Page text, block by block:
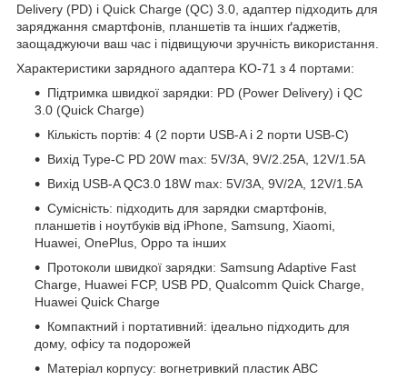
Delivery (PD) і Quick Charge (QC) 3.0, адаптер підходить для
заряджання смартфонів, планшетів та інших ґаджетів,
заощаджуючи ваш час і підвищуючи зручність використання.
Характеристики зарядного адаптера KO-71 з 4 портами:
Підтримка швидкої зарядки: PD (Power Delivery) і QC
3.0 (Quick Charge)
Кількість портів: 4 (2 порти USB-A і 2 порти USB-C)
Вихід Type-C PD 20W max: 5V/3A, 9V/2.25A, 12V/1.5A
Вихід USB-A QC3.0 18W max: 5V/3A, 9V/2A, 12V/1.5A
Сумісність: підходить для зарядки смартфонів,
планшетів і ноутбуків від iPhone, Samsung, Xiaomi,
Huawei, OnePlus, Oppo та інших
Протоколи швидкої зарядки: Samsung Adaptive Fast
Charge, Huawei FCP, USB PD, Qualcomm Quick Charge,
Huawei Quick Charge
Компактний і портативний: ідеально підходить для
дому, офісу та подорожей
Матеріал корпусу: вогнетривкий пластик ABC